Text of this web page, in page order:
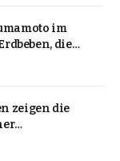
im
die
ist
zeigen die